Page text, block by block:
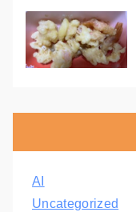
AI
Uncategorized